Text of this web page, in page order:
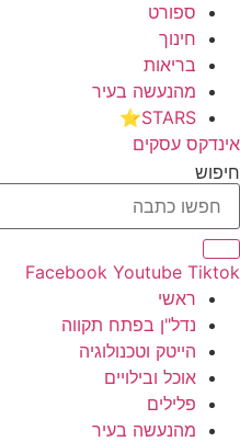
ספורט
חינוך
בריאות
מהנעשה בעיר
STARS⭐
אינדקס עסקים
חיפוש
Facebook Youtube Tiktok
ראשי
נדל"ן בפתח תקווה
הייטק וטכנולוגיה
אוכל ובילויים
פלילים
מהנעשה בעיר